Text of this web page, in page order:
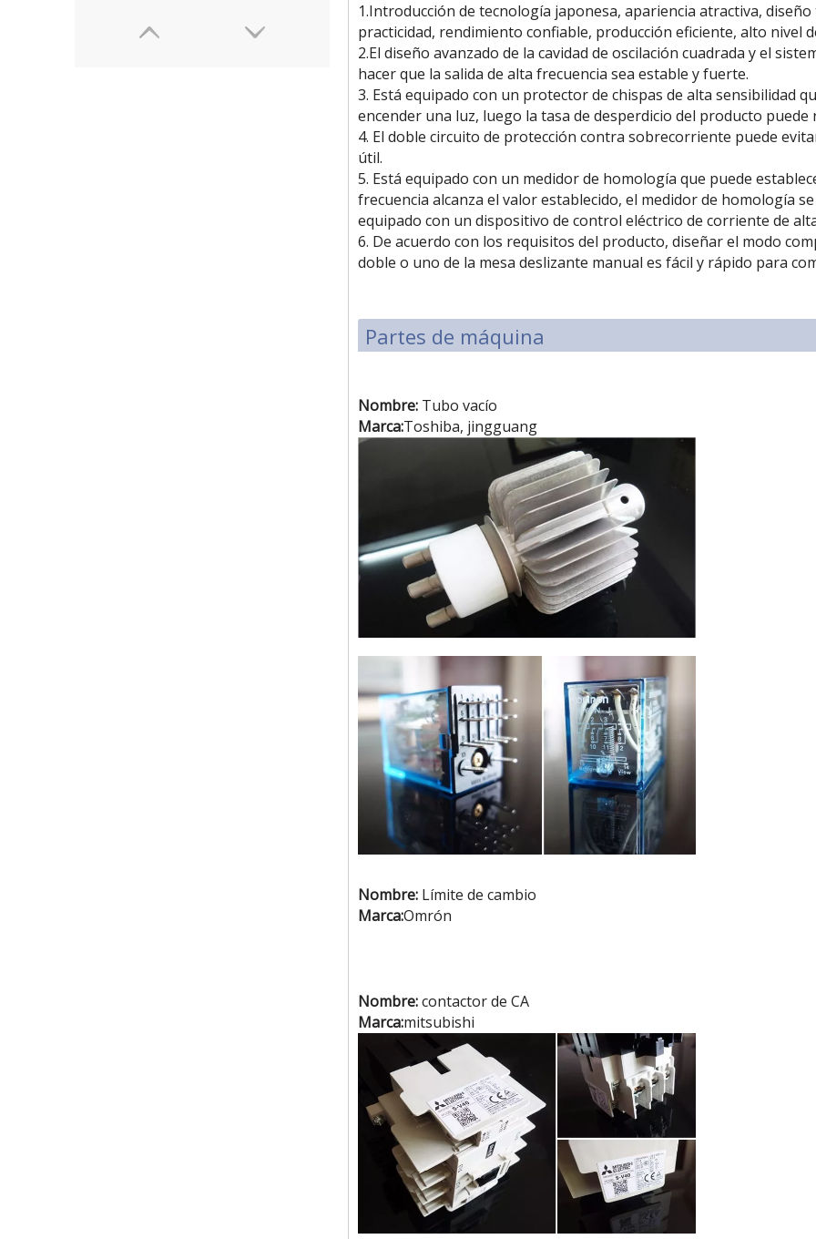
1.Introducción de tecnología japonesa, apariencia atractiva,
practicidad, rendimiento confiable, producción eficiente, alto nivel
2.El diseño avanzado de la cavidad de oscilación cuadrada y el
hacer que la salida de alta frecuencia sea estable y fuerte.
3. Está equipado con un protector de chispas de alta sensibilidad
encender una luz, luego la tasa de desperdicio del producto
4. El doble circuito de protección contra sobrecorriente puede
útil.
5. Está equipado con un medidor de homología que puede
frecuencia alcanza el valor establecido, el medidor de homología
equipado con un dispositivo de control eléctrico de corriente de
6. De acuerdo con los requisitos del producto, diseñar el modo
doble o uno de la mesa deslizante manual es fácil y rápido para
Partes de máquina
Nombre: Tubo vacío
Marca:Toshiba, jingguang
Nombre: Límite de cambio
Marca:Omrón
Nombre:contactor de CA
Marca:mitsubishi